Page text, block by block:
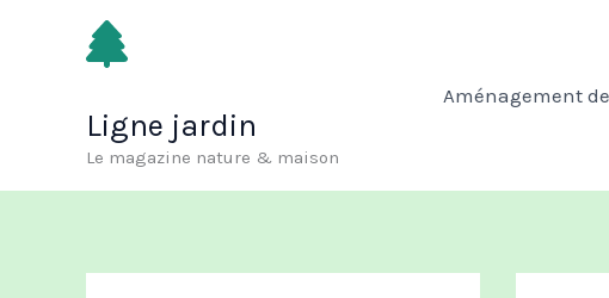
Ligne jardin
Le magazine nature & maison
Aménagement